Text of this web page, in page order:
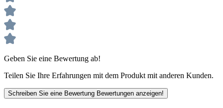
Geben Sie eine Bewertung ab!
Teilen Sie Ihre Erfahrungen mit dem Produkt mit anderen Kunden.
Schreiben Sie eine Bewertung Bewertungen anzeigen!